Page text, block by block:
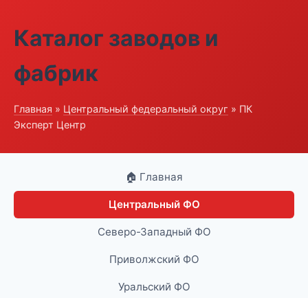
Каталог заводов и
фабрик
Главная » Центральный федеральный округ » ПК
Эксперт Центр
🏠 Главная
Центральный ФО
Северо-Западный ФО
Приволжский ФО
Уральский ФО